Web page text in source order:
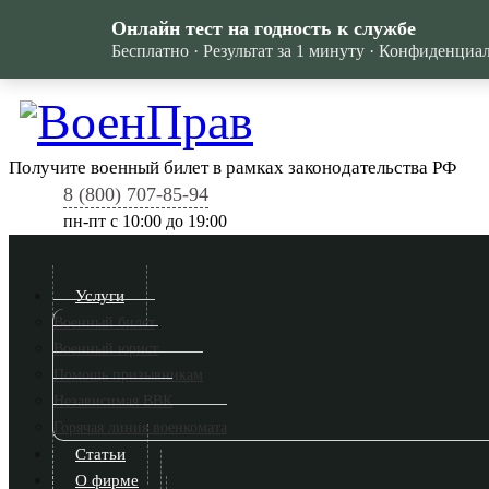
Получите военный билет в рамках законодательства РФ
8 (800) 707-85-94
пн-пт c 10:00 до 19:00
Услуги
Военный билет
Военный юрист
Помощь призывникам
Независимая ВВК
Горячая линия военкомата
Статьи
О фирме
Онлайн тест на годность к службе
Бесплатно · Результат за 1 минуту ·